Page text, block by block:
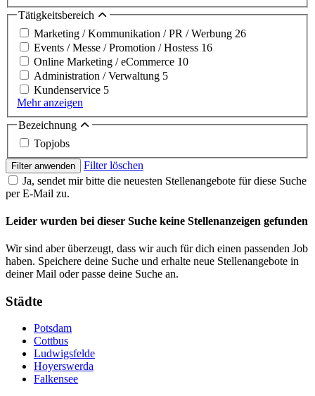
Tätigkeitsbereich
Marketing / Kommunikation / PR / Werbung 26
Events / Messe / Promotion / Hostess 16
Online Marketing / eCommerce 10
Administration / Verwaltung 5
Kundenservice 5
Mehr anzeigen
Bezeichnung
Topjobs
Filter anwenden
Filter löschen
Ja, sendet mir bitte die neuesten Stellenangebote für diese Suche
per E-Mail zu.
Leider wurden bei dieser Suche keine Stellenanzeigen gefunden
Wir sind aber überzeugt, dass wir auch für dich einen passenden Job
haben. Speichere deine Suche und erhalte neue Stellenangebote in
deiner Mail oder passe deine Suche an.
Städte
Potsdam
Cottbus
Ludwigsfelde
Hoyerswerda
Falkensee